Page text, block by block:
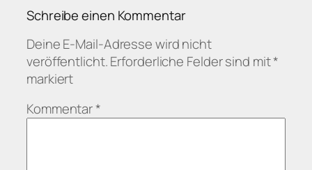
Schreibe einen Kommentar
Deine E-Mail-Adresse wird nicht
veröffentlicht.Erforderliche Felder sind mit*
markiert
Kommentar*